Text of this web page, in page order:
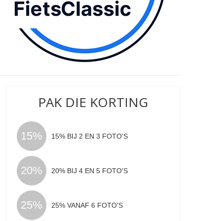
PAK DIE KORTING
15% 15% BIJ 2 EN 3 FOTO'S
20% 20% BIJ 4 EN 5 FOTO'S
25% 25% VANAF 6 FOTO'S